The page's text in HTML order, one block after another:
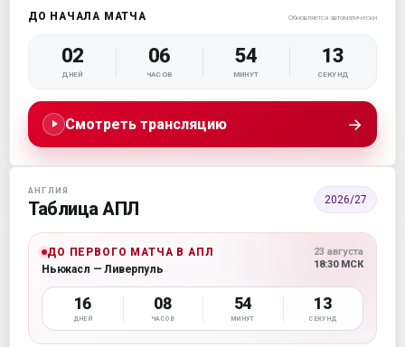
ДО НАЧАЛА МАТЧА Обновляется автоматически
02
ДНЕЙ
06
ЧАСОВ
54
МИНУТ
12
СЕКУНД
Смотреть трансляцию →
АНГЛИЯ
Таблица АПЛ 2026/27
ДО ПЕРВОГО МАТЧА В АПЛ
Ньюкасл — Ливерпуль
23 августа
18:30 МСК
16
ДНЕЙ
08
ЧАСОВ
54
МИНУТ
12
СЕКУНД